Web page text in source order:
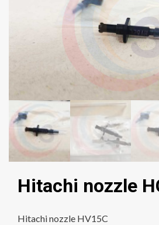
Hitachi nozzle
Hitachi nozzle HV15C